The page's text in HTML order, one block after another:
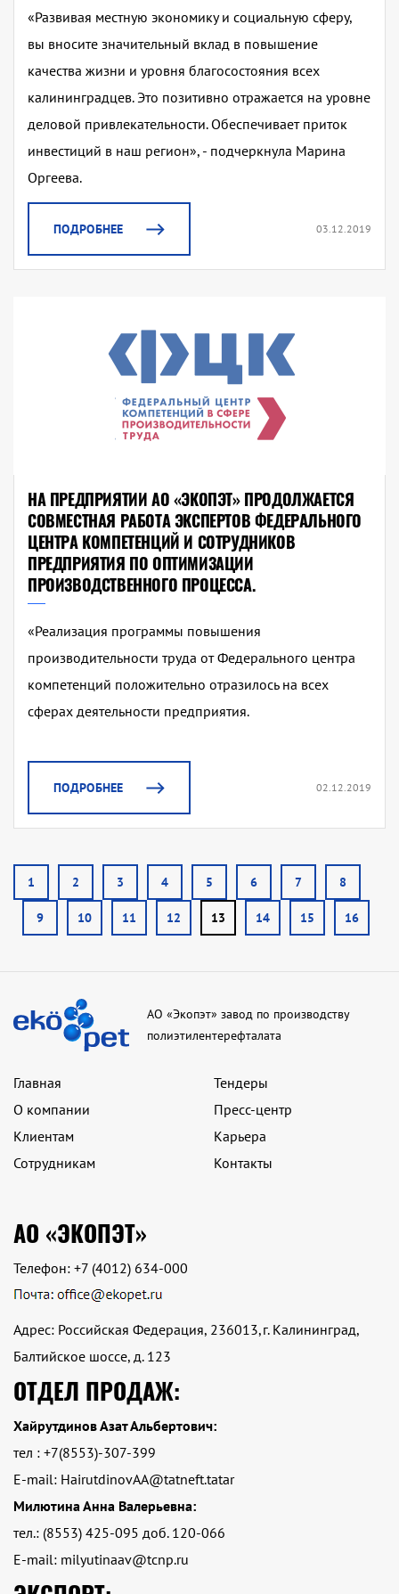
«Развивая местную экономику и социальную сферу,
вы вносите значительный вклад в повышение
качества жизни и уровня благосостояния всех
калининградцев. Это позитивно отражается на уровне
деловой привлекательности. Обеспечивает приток
инвестиций в наш регион», - подчеркнула Марина
Оргеева.
ПОДРОБНЕЕ 03.12.2019
НА ПРЕДПРИЯТИИ АО «ЭКОПЭТ» ПРОДОЛЖАЕТСЯ
СОВМЕСТНАЯ РАБОТА ЭКСПЕРТОВ ФЕДЕРАЛЬНОГО
ЦЕНТРА КОМПЕТЕНЦИЙ И СОТРУДНИКОВ
ПРЕДПРИЯТИЯ ПО ОПТИМИЗАЦИИ
ПРОИЗВОДСТВЕННОГО ПРОЦЕССА.
«Реализация программы повышения
производительности труда от Федерального центра
компетенций положительно отразилось на всех
сферах деятельности предприятия.
ПОДРОБНЕЕ 02.12.2019
1 2 3 4 5 6 7 8
9 10 11 12 13 14 15 16
АО «Экопэт» завод по производству
полиэтилентерефталата
Главная
О компании
Клиентам
Сотрудникам
Тендеры
Пресс-центр
Карьера
Контакты
АО «ЭКОПЭТ»
Телефон: +7 (4012) 634-000
Адрес: Российская Федерация, 236013,г. Калининград,
Балтийское шоссе, д. 123
ОТДЕЛ ПРОДАЖ:
Хайрутдинов Азат Альбертович:
тел : +7(8553)-307-399
E-mail: HairutdinovAA@tatneft.tatar
Милютина Анна Валерьевна:
тел.: (8553) 425-095 доб. 120-066
E-mail: milyutinaav@tcnp.ru